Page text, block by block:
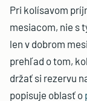
Pri kolísavom
mesiacom, nie s
len v dobrom
prehľad o tom,
držať si rezervu
popisuje oblasť o